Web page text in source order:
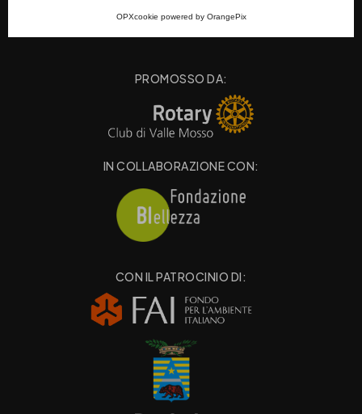
OPXcookie powered by OrangePix
PROMOSSO DA:
IN COLLABORAZIONE CON:
CON IL PATROCINIO DI: